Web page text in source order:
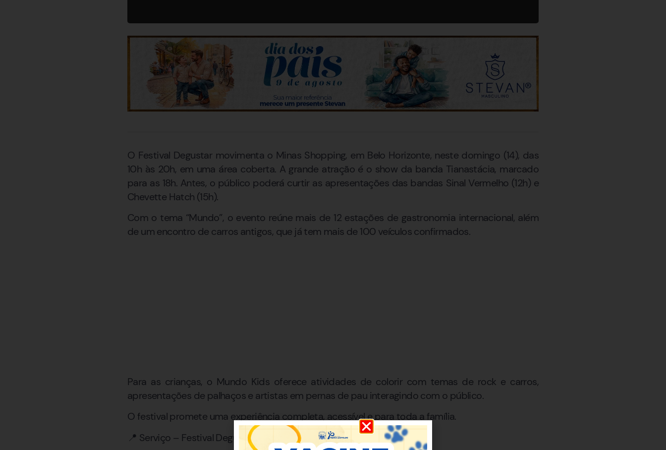
O Festival Degustar movimenta o Minas Shopping, em Belo Horizonte, neste domingo (14), das
10h às 20h, em uma área coberta. A grande atração é o show da banda Tianastácia, marcado
para as 18h. Antes, o público poderá curtir as apresentações das bandas Sinal Vermelho (12h) e
Chevette Hatch (15h).
Com o tema “Mundo”, o evento reúne mais de 12 estações de gastronomia internacional, além
de um encontro de carros antigos, que já tem mais de 100 veículos confirmados.
Para as crianças, o Mundo Kids oferece atividades de colorir com temas de rock e carros,
apresentações de palhaços e artistas em pernas de pau interagindo com o público.
O festival promete uma experiência completa, acessível e para toda a família.
📍 Serviço – Festival Degustar